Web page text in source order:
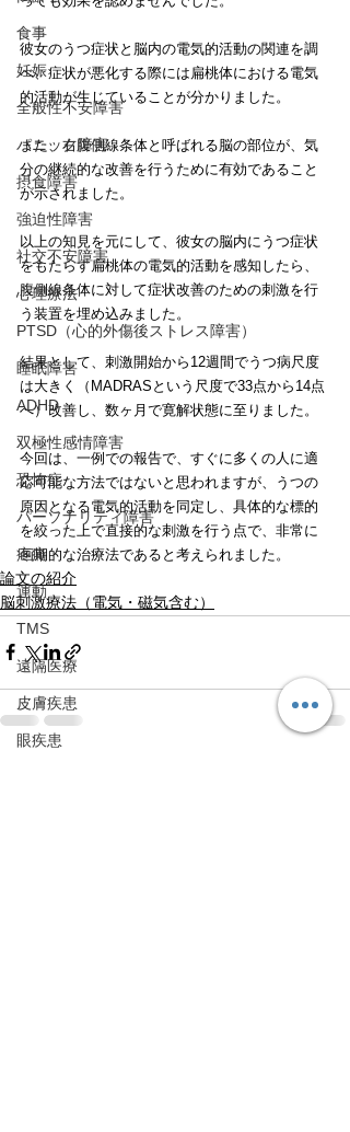
食事
妊娠
全般性不安障害
パニック障害
摂食障害
強迫性障害
社交不安障害
心理療法
PTSD（心的外傷後ストレス障害）
睡眠障害
ADHD
双極性感情障害
恐怖症
パーソナリティ障害
疼痛
運動
TMS
遠隔医療
皮膚疾患
眼疾患
彼女のうつ症状と脳内の電気的活動の関連を調
べ、症状が悪化する際には扁桃体における電気
的活動が生じていることが分かりました。
また、右腹側線条体と呼ばれる脳の部位が、気
分の継続的な改善を行うために有効であること
が示されました。
以上の知見を元にして、彼女の脳内にうつ症状
をもたらす扁桃体の電気的活動を感知したら、
腹側線条体に対して症状改善のための刺激を行
う装置を埋め込みました。
結果として、刺激開始から12週間でうつ病尺度
は大きく（MADRASという尺度で33点から14点
へ）改善し、数ヶ月で寛解状態に至りました。
今回は、一例での報告で、すぐに多くの人に適
応可能な方法ではないと思われますが、うつの
原因となる電気的活動を同定し、具体的な標的
を絞った上で直接的な刺激を行う点で、非常に
画期的な治療法であると考えられました。
論文の紹介
脳刺激療法（電気・磁気含む）